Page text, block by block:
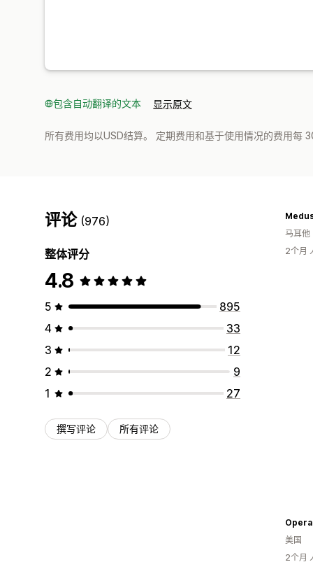
包含自动翻译的文本 显示原文
所有费用均以USD结算。 定期费用和基于使用情况的费用每
评论 (976)
整体评分
4.8
5
895
4
33
3
12
2
9
1
27
撰写评论 所有评论
马耳他
2个月
美国
2个月